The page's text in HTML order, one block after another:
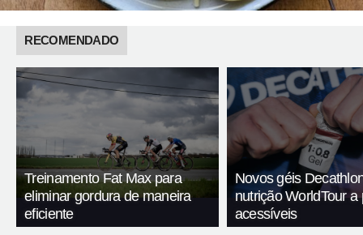
RECOMENDADO
Treinamento Fat Max para
eliminar gordura de maneira
eficiente
Novos géis
nutrição WorldTour a
acessíveis